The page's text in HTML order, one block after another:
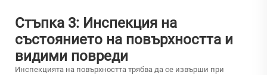
Стъпка 3: Инспекция на
състоянието на повърхността и
видими повреди
Инспекцията на повърхността трябва да се извърши при